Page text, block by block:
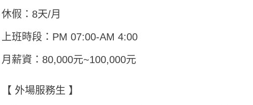
休假：8天/月
上班時段：PM 07:00-AM 4:00
月薪資：80,000元~100,000元
【 外場服務生 】